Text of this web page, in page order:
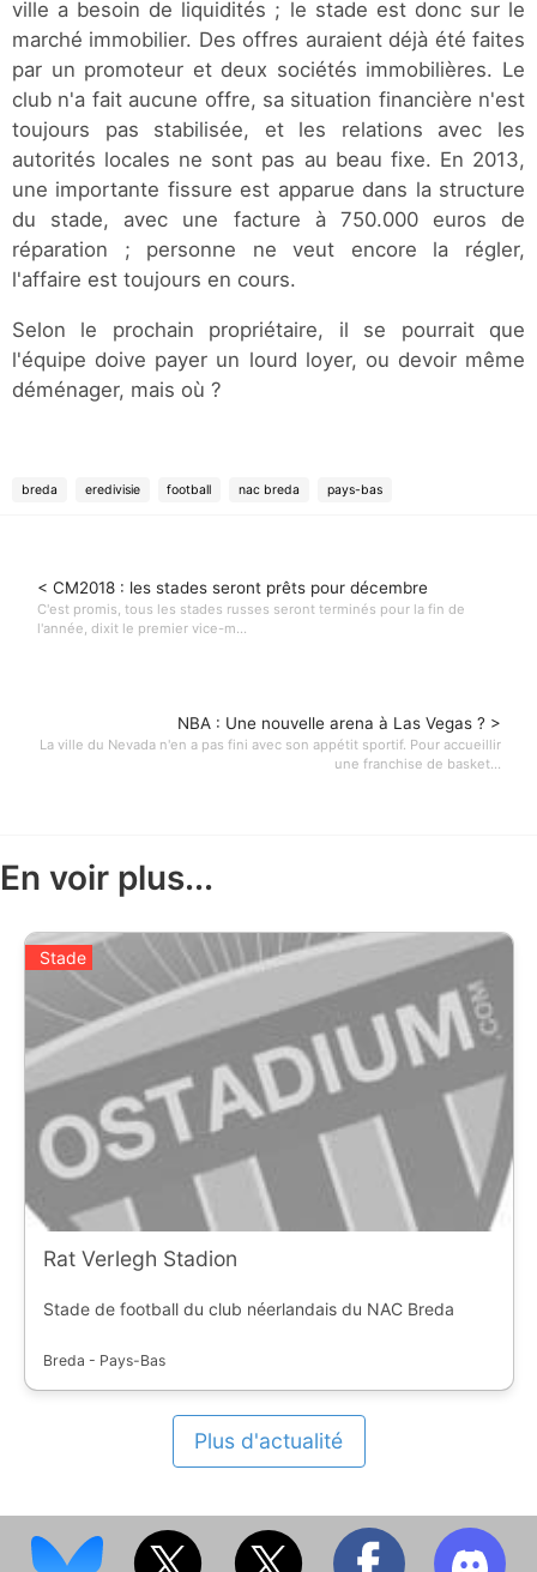
ville a besoin de liquidités ; le stade est donc sur le
marché immobilier. Des offres auraient déjà été faites
par un promoteur et deux sociétés immobilières. Le
club n'a fait aucune offre, sa situation financière n'est
toujours pas stabilisée, et les relations avec les
autorités locales ne sont pas au beau fixe. En 2013,
une importante fissure est apparue dans la structure
du stade, avec une facture à 750.000 euros de
réparation ; personne ne veut encore la régler,
l'affaire est toujours en cours.
Selon le prochain propriétaire, il se pourrait que
l'équipe doive payer un lourd loyer, ou devoir même
déménager, mais où ?
breda eredivisie football nac breda pays-bas
< CM2018 : les stades seront prêts pour décembre
C'est promis, tous les stades russes seront terminés pour la fin de
l'année, dixit le premier vice-m...
NBA : Une nouvelle arena à Las Vegas ? >
La ville du Nevada n'en a pas fini avec son appétit sportif. Pour accueillir
une franchise de basket...
En voir plus...
Stade
Rat Verlegh Stadion
Stade de football du club néerlandais du NAC Breda
Breda - Pays-Bas
Plus d'actualité